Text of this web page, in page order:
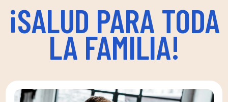
¡SALUD PARA TODA
LA FAMILIA!